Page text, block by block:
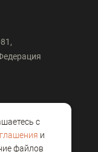
с
и
файлов